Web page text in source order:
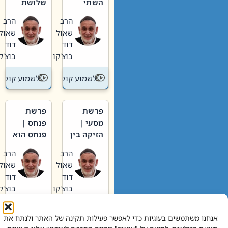
אנחנו משתמשים בעוגיות כדי לאפשר פעילות תקינה של האתר ולנתח את
וערב של
חיינו
הרב
שאול
דוד
בוצ'קו
לשמוע קול תורה – מדרש
האבות
הרב
שאול
דוד
בוצ'קו
לשמוע קול
פרשת
מסעי |
הזיקה בין
הגדול לעם הרב
שאול
דוד
בוצ'קו
לשמוע קול תורה – מדרש
פרשת
פנחס |
פנחס הוא
אליהו: בין
קנאות
הורסת
לקנאות
בונה
הרב
שאול
דוד
בוצ'קו
לשמוע קול